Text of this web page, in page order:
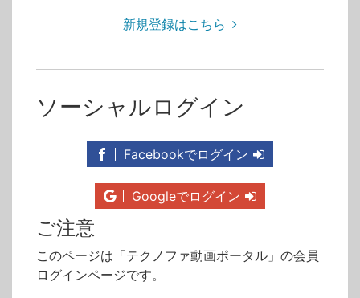
新規登録はこちら
ソーシャルログイン
Facebookでログイン
Googleでログイン
ご注意
このページは「テクノファ動画ポータル」の会員
ログインページです。